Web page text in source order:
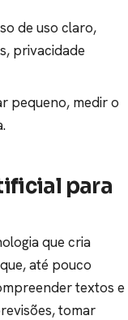
de uso claro,
privacidade
pequeno, medir o
para
que cria
até pouco
textos e
tomar